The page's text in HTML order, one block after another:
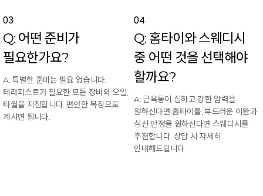
03
Q: 어떤 준비가
필요한가요?
A: 특별한 준비는 필요 없습니다.
테라피스트가 필요한 모든 장비와 오일,
타월을 지참합니다. 편안한 복장으로
계시면 됩니다.
04
Q: 홈타이와 스웨디시
중 어떤 것을 선택해야
할까요?
A: 근육통이 심하고 강한 압력을
원하신다면 홈타이를, 부드러운 이완과
심신 안정을 원하신다면 스웨디시를
추천합니다. 상담 시 자세히
안내해드립니다.